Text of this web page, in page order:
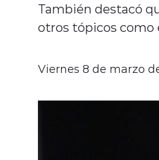
También destacó
otros tópicos como
Viernes 8 de marzo